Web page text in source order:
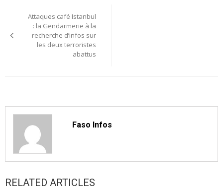
l’article
Attaques café Istanbul
: la Gendarmerie à la
recherche d’infos sur
les deux terroristes
abattus
Faso Infos
RELATED ARTICLES